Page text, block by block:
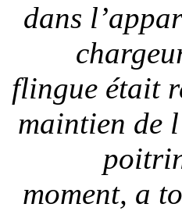
dans
flingue était
maintien de
moment, a